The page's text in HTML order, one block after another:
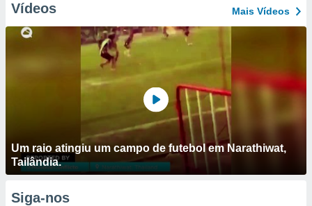
Vídeos Mais Vídeos
Um raio atingiu um campo de futebol em Narathiwat,
Tailândia.
Siga-nos